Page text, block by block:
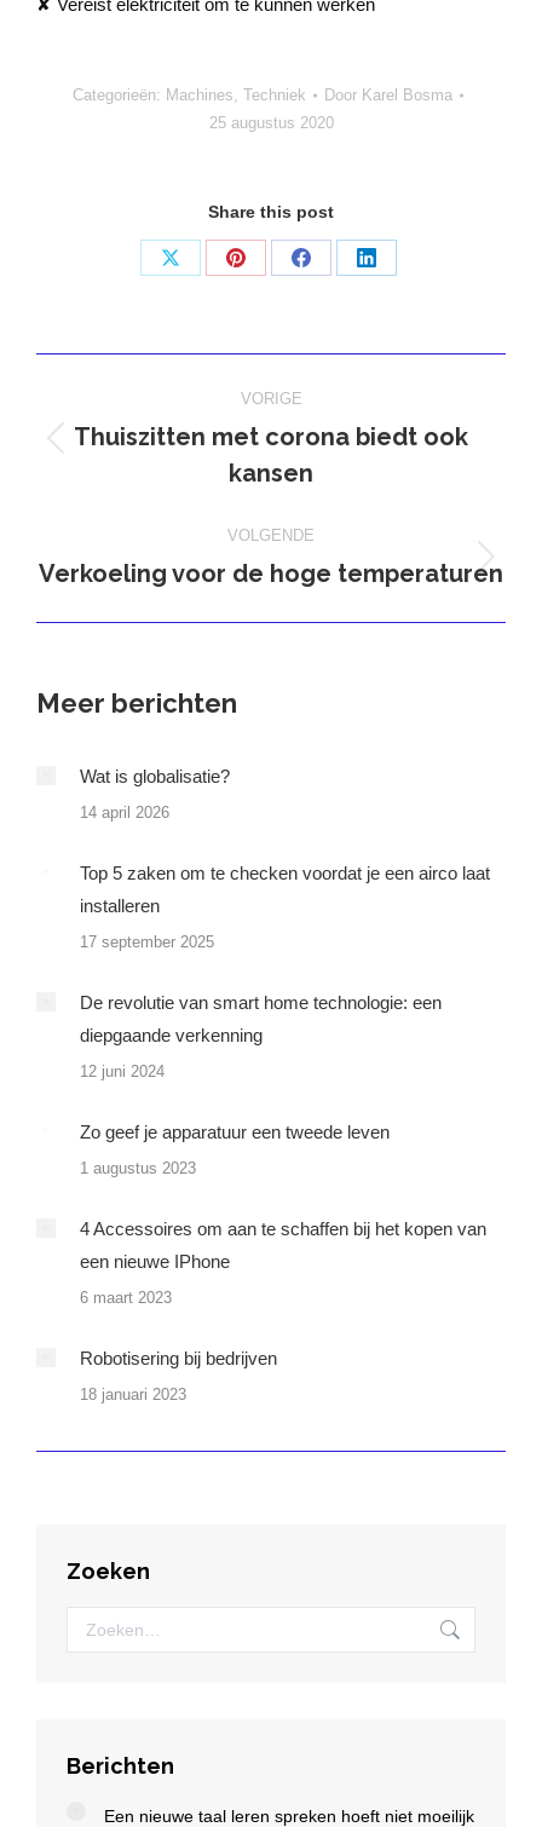
✘ Vereist elektriciteit om te kunnen werken
Categorieën: Machines, Techniek Door Karel Bosma
25 augustus 2020
Share this post
Deel
Deel
Deel
Deel
navigatie
VORIGE
bericht
Thuiszitten met corona biedt ook
kansen
VOLGENDE
Volgend
Verkoeling voor de hoge temperaturen
Meer berichten
Wat is globalisatie?
14 april 2026
Top 5 zaken om te checken voordat je een airco laat
installeren
17 september 2025
De revolutie van smart home technologie: een
diepgaande verkenning
12 juni 2024
Zo geef je apparatuur een tweede leven
1 augustus 2023
4 Accessoires om aan te schaffen bij het kopen van
een nieuwe IPhone
6 maart 2023
Robotisering bij bedrijven
18 januari 2023
Zoeken
Zoeken:
Berichten
Een nieuwe taal leren spreken hoeft niet moeilijk